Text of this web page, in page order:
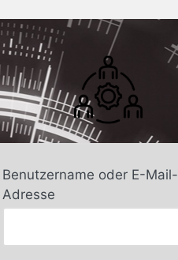
Benutzername oder E-Mail-
Adresse